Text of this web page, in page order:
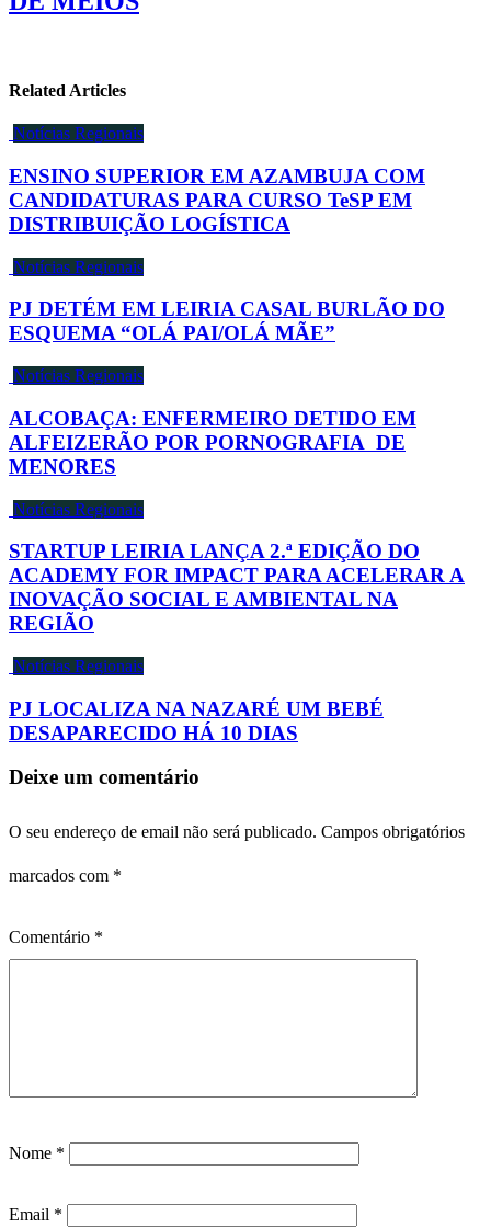
Related Articles
Notícias Regionais
ENSINO SUPERIOR EM AZAMBUJA COM
CANDIDATURAS PARA CURSO TeSP EM
DISTRIBUIÇÃO LOGÍSTICA
Notícias Regionais
PJ DETÉM EM LEIRIA CASAL BURLÃO DO
ESQUEMA “OLÁ PAI/OLÁ MÃE”
Notícias Regionais
ALCOBAÇA: ENFERMEIRO DETIDO EM
ALFEIZERÃO POR PORNOGRAFIA DE
MENORES
Notícias Regionais
STARTUP LEIRIA LANÇA 2.ª EDIÇÃO DO
ACADEMY FOR IMPACT PARA ACELERAR A
INOVAÇÃO SOCIAL E AMBIENTAL NA
REGIÃO
Notícias Regionais
PJ LOCALIZA NA NAZARÉ UM BEBÉ
DESAPARECIDO HÁ 10 DIAS
Deixe um comentário
O seu endereço de email não será publicado. Campos obrigatórios
marcados com *
Comentário *
Nome *
Email *